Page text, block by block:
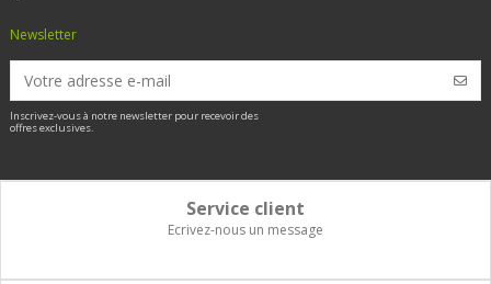
Newsletter
Inscrivez-vous à notre newsletter pour recevoir des
offres exclusives.
Service client
Ecrivez-nous un message